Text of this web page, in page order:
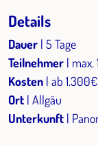
Details
Dauer | 5 Tage
Teilnehmer | max.
Kosten | ab
Ort | Allgäu
Unterkunft |